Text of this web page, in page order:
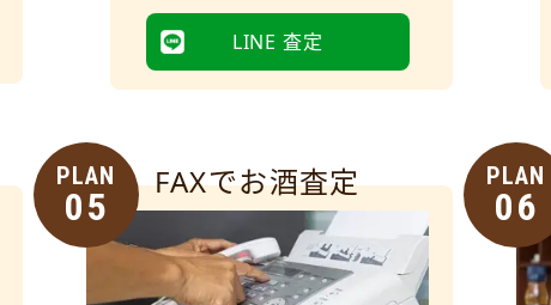
LINE 査定
PLAN
05
FAXでお酒査定 PLAN
06